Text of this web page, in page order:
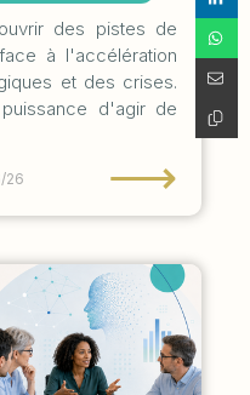
des pistes de
à l'accélération
et des crises.
d'agir de
26 ⟶